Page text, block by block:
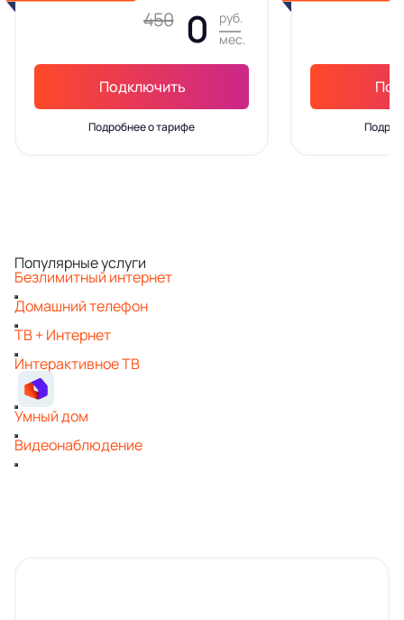
450 0
руб.
мес.
Подключить
Подробнее о тарифе
Популярные услуги
Безлимитный интернет
Домашний телефон
ТВ + Интернет
Интерактивное ТВ
Умный дом
Видеонаблюдение